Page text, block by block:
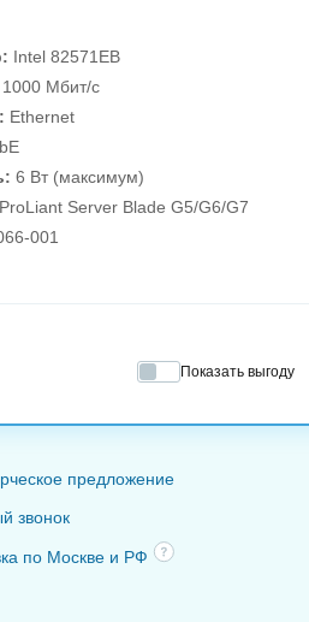
Intel 82571EB
1000 Мбит/с
Ethernet
6 Вт (максимум)
Server Blade G5/G6/G7
001
Показать выгоду
предложение
звонок
по Москве и РФ